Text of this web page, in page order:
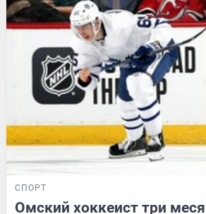
СПОРТ
Омский хоккеист три